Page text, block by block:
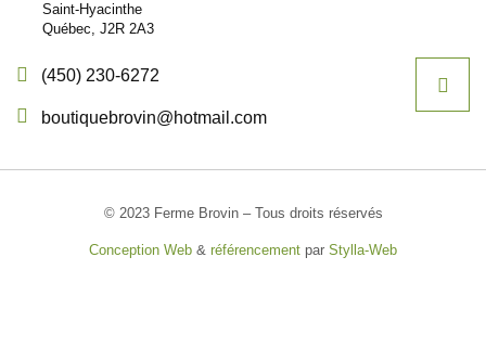
Saint-Hyacinthe
Québec, J2R 2A3
(450) 230-6272
boutiquebrovin@hotmail.com
© 2023 Ferme Brovin – Tous droits réservés
Conception Web & référencement par Stylla-Web